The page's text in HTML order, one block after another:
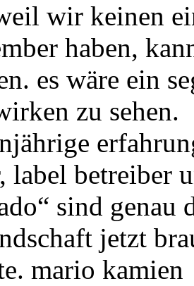
wir keinen
haben,
es wäre ein
zu sehen.
label betreiber
sind genau
jetzt
mario kamien